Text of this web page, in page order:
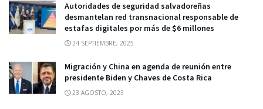
Autoridades de seguridad salvadoreñas
desmantelan red transnacional responsable de
estafas digitales por más de $6 millones
24 SEPTIEMBRE, 2025
Migración y China en agenda de reunión entre
presidente Biden y Chaves de Costa Rica
23 AGOSTO, 2023